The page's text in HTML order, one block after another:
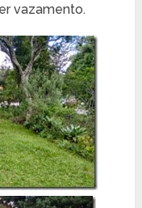
vazamento.